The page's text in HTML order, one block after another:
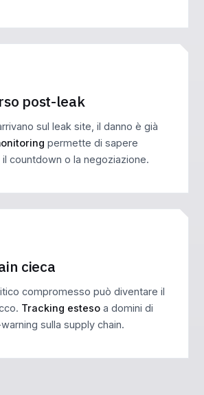
post-leak
sul leak site, il danno è già
permette di sapere
countdown o la negoziazione.
cieca
compromesso può diventare il
Tracking esteso a domini di
sulla supply chain.